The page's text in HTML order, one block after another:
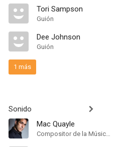
Tori Sampson
Guión
Dee Johnson
Guión
1 más
Sonido
Mac Quayle
Compositor de la Música Original